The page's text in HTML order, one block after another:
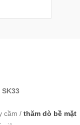
SK33
cầm / thăm dò bề mặt